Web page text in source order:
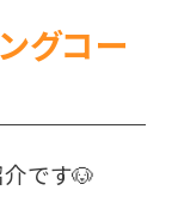
グコー
です🐶